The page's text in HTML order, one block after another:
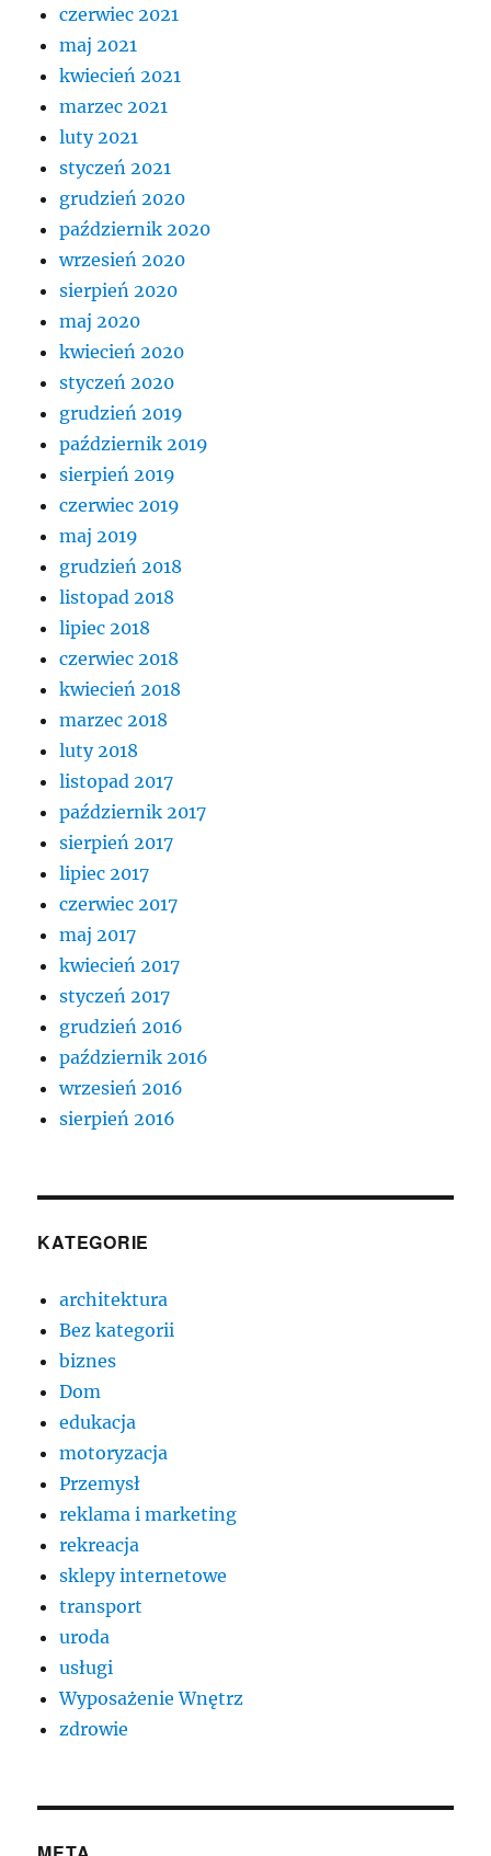
czerwiec 2021
maj 2021
kwiecień 2021
marzec 2021
luty 2021
styczeń 2021
grudzień 2020
październik 2020
wrzesień 2020
sierpień 2020
maj 2020
kwiecień 2020
styczeń 2020
grudzień 2019
październik 2019
sierpień 2019
czerwiec 2019
maj 2019
grudzień 2018
listopad 2018
lipiec 2018
czerwiec 2018
kwiecień 2018
marzec 2018
luty 2018
listopad 2017
październik 2017
sierpień 2017
lipiec 2017
czerwiec 2017
maj 2017
kwiecień 2017
styczeń 2017
grudzień 2016
październik 2016
wrzesień 2016
sierpień 2016
KATEGORIE
architektura
Bez kategorii
biznes
Dom
edukacja
motoryzacja
Przemysł
reklama i marketing
rekreacja
sklepy internetowe
transport
uroda
usługi
Wyposażenie Wnętrz
zdrowie